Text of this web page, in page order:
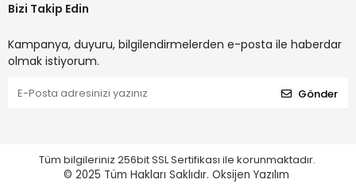
Bizi Takip Edin
Kampanya, duyuru, bilgilendirmelerden e-posta ile haberdar
olmak istiyorum.
Gönder
Tüm bilgileriniz 256bit SSL Sertifikası ile korunmaktadır.
© 2025 Tüm Hakları Saklıdır. Oksijen Yazılım